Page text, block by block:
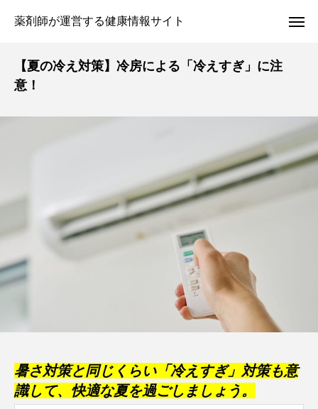
薬剤師が運営する健康情報サイト
【夏の冷え対策】冷房による「冷えすぎ」に注
意！
暑さ対策と同じくらい「冷えすぎ」対策も意
識して、快適な夏を過ごしましょう。